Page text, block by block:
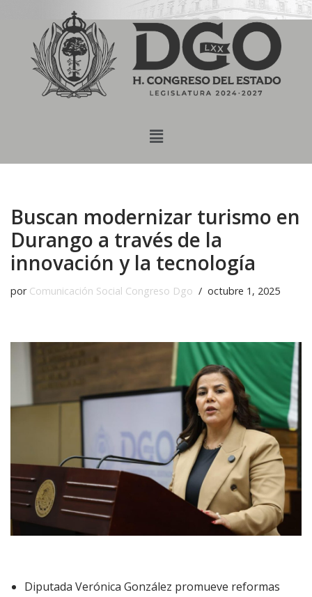
Saltar
contenido
Buscan modernizar turismo en
Durango a través de la
innovación y la tecnología
por Comunicación Social Congreso Dgo octubre 1, 2025
Diputada Verónica González promueve reformas